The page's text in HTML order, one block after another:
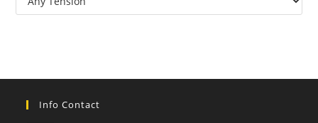
Info Contact